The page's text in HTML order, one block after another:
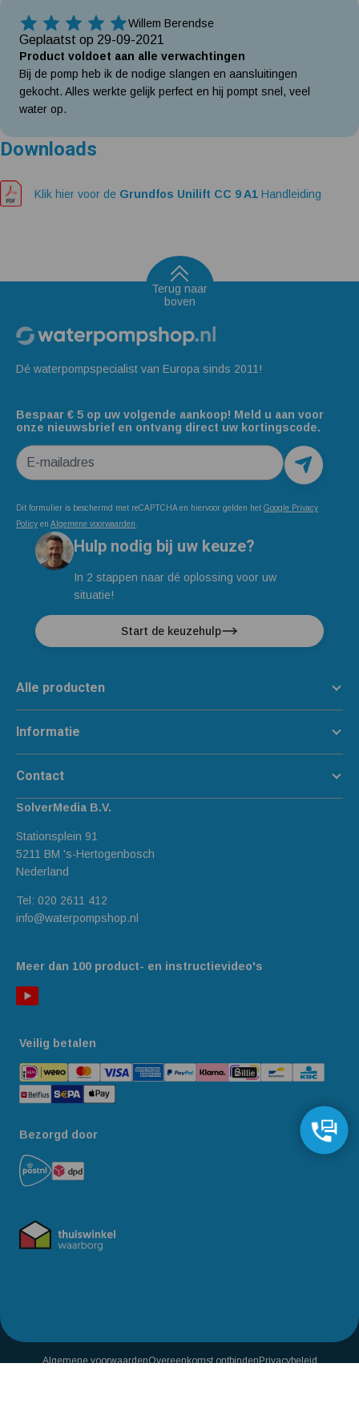
5 Sterren Willem Berendse
Geplaatst op 29-09-2021
Product voldoet aan alle verwachtingen
Bij de pomp heb ik de nodige slangen en aansluitingen
gekocht. Alles werkte gelijk perfect en hij pompt snel, veel
water op.
Downloads
Klik hier voor de Grundfos Unilift CC 9 A1 Handleiding
Terug naar
boven
Dé waterpompspecialist van Europa sinds 2011!
Bespaar € 5 op uw volgende aankoop! Meld u aan voor
onze nieuwsbrief en ontvang direct uw kortingscode.
E-mailadres
Dit formulier is beschermd met reCAPTCHA en hiervoor gelden het Google Privacy
Policy en Algemene voorwaarden.
Hulp nodig bij uw keuze?
In 2 stappen naar dé oplossing voor uw
situatie!
Start de keuzehulp
Meer dan 100 product- en instructievideo's
Alle producten
Informatie
Contact
SolverMedia B.V.
Stationsplein 91
5211 BM 's-Hertogenbosch
Nederland
Tel: 020 2611 412
info@waterpompshop.nl
Veilig betalen
Bezorgd door
Algemene voorwaardenOvereenkomst ontbindenPrivacybeleid